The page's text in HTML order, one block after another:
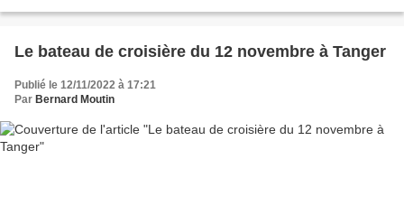
Le bateau de croisière du 12 novembre à Tanger
Publié le 12/11/2022 à 17:21
Par Bernard Moutin